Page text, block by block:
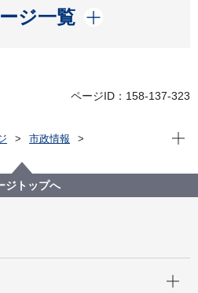
ジ一覧
開く
ページID：158-137-323
市政情報
記者発表 2024年度
実践校・図書館として「川上小学
援学校」「港南図書館」が文部科
現在
ジトップへ